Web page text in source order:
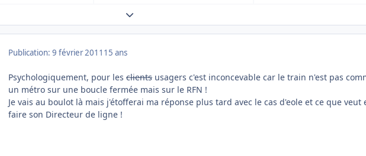
Expand topic overview
Publication: 9 février 2011 15 ans
Psychologiquement, pour les clients usagers c'est inconcevable car le train n'est pas
un métro sur une boucle fermée mais sur le RFN !
Je vais au boulot là mais j'étofferai ma réponse plus tard avec le cas d'eole et ce que veut
faire son Directeur de ligne !